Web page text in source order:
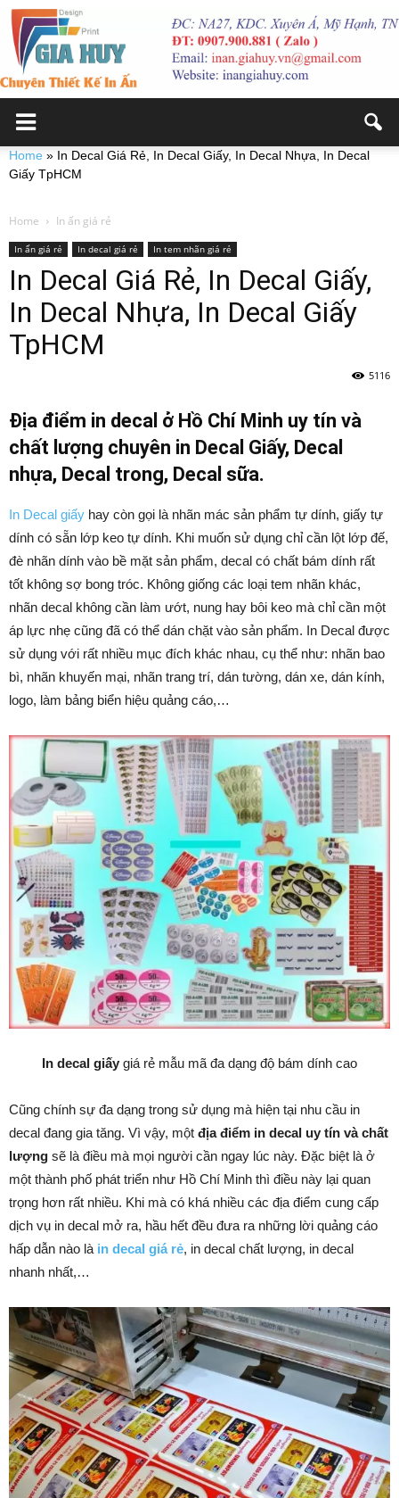
Home » In Decal Giá Rẻ, In Decal Giấy, In Decal Nhựa, In Decal
Giấy TpHCM
Home In ấn giá rẻ
In ấn giá rẻ In decal giá rẻ In tem nhãn giá rẻ
In Decal Giá Rẻ, In Decal Giấy,
In Decal Nhựa, In Decal Giấy
TpHCM
5116
Địa điểm in decal ở Hồ Chí Minh uy tín và
chất lượng chuyên in Decal Giấy, Decal
nhựa, Decal trong, Decal sữa.
In Decal giấy hay còn gọi là nhãn mác sản phẩm tự dính, giấy tự
dính có sẵn lớp keo tự dính. Khi muốn sử dụng chỉ cần lột lớp đế,
đè nhãn dính vào bề mặt sản phẩm, decal có chất bám dính rất
tốt không sợ bong tróc. Không giống các loại tem nhãn khác,
nhãn decal không cần làm ướt, nung hay bôi keo mà chỉ cần một
áp lực nhẹ cũng đã có thể dán chặt vào sản phẩm. In Decal được
sử dụng với rất nhiều mục đích khác nhau, cụ thể như: nhãn bao
bì, nhãn khuyến mại, nhãn trang trí, dán tường, dán xe, dán kính,
logo, làm bảng biển hiệu quảng cáo,…
In decal giấy giá rẻ mẫu mã đa dạng độ bám dính cao
Cũng chính sự đa dạng trong sử dụng mà hiện tại nhu cầu in
decal đang gia tăng. Vì vậy, một địa điểm in decal uy tín và chất
lượng sẽ là điều mà mọi người cần ngay lúc này. Đặc biệt là ở
một thành phố phát triển như Hồ Chí Minh thì điều này lại quan
trọng hơn rất nhiều. Khi mà có khá nhiều các địa điểm cung cấp
dịch vụ in decal mở ra, hầu hết đều đưa ra những lời quảng cáo
hấp dẫn nào là in decal giá rẻ, in decal chất lượng, in decal
nhanh nhất,…